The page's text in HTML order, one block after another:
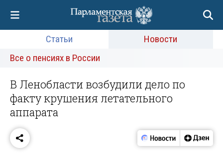
Статьи
Новости
Все о пенсиях в России
В Ленобласти возбудили дело по
факту крушения летательного
аппарата